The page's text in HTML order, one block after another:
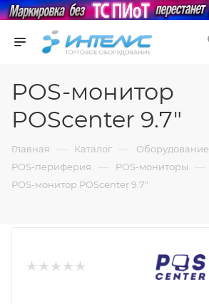
POS-монитор
POScenter 9.7"
Главная — Каталог — Оборудование
POS-периферия — POS-мониторы —
POS-монитор POScenter 9.7"